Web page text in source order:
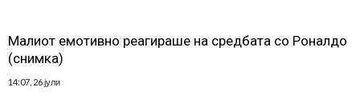
Малиот емотивно реагираше на средбата со Роналдо
(снимка)
14:07, 26 јули